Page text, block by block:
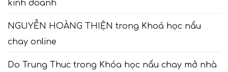
kinh doanh
NGUYỄN HOÀNG THIỆN trong Khoá học nấu
chay online
Do Trung Thuc trong Khóa học nấu chay mở nhà